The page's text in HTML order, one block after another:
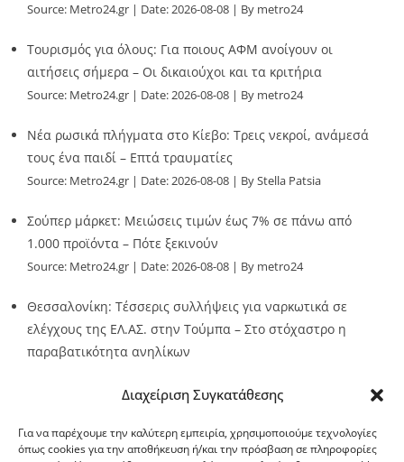
Διαχείριση Συγκατάθεσης
Για να παρέχουμε την καλύτερη εμπειρία, χρησιμοποιούμε τεχνολογίες
όπως cookies για την αποθήκευση ή/και την πρόσβαση σε πληροφορίες
Source: Metro24.gr Date: 2026-08-08 By metro24
Τουρισμός για όλους: Για ποιους ΑΦΜ ανοίγουν οι
αιτήσεις σήμερα – Οι δικαιούχοι και τα κριτήρια
Source: Metro24.gr Date: 2026-08-08 By metro24
Νέα ρωσικά πλήγματα στο Κίεβο: Τρεις νεκροί, ανάμεσά
τους ένα παιδί – Επτά τραυματίες
Source: Metro24.gr Date: 2026-08-08 By Stella Patsia
Σούπερ μάρκετ: Μειώσεις τιμών έως 7% σε πάνω από
1.000 προϊόντα – Πότε ξεκινούν
Source: Metro24.gr Date: 2026-08-08 By metro24
Θεσσαλονίκη: Τέσσερις συλλήψεις για ναρκωτικά σε
ελέγχους της ΕΛ.ΑΣ. στην Τούμπα – Στο στόχαστρο η
παραβατικότητα ανηλίκων